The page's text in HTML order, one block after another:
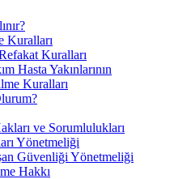
Kuralları
Kuralları
Hasta Yakınlarının
Kuralları
ve Sorumlulukları
Yönetmeliği
Güvenliği Yönetmeliği
Hakkı